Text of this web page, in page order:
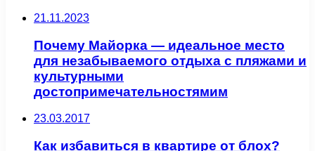
21.11.2023
Почему Майорка — идеальное место
для незабываемого отдыха с пляжами и
культурными
достопримечательностямим
23.03.2017
Как избавиться в квартире от блох?